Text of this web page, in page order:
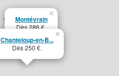
Montévrain
Dès 286 €.
×
Chanteloup-en-B...
Dès 250 €.
×